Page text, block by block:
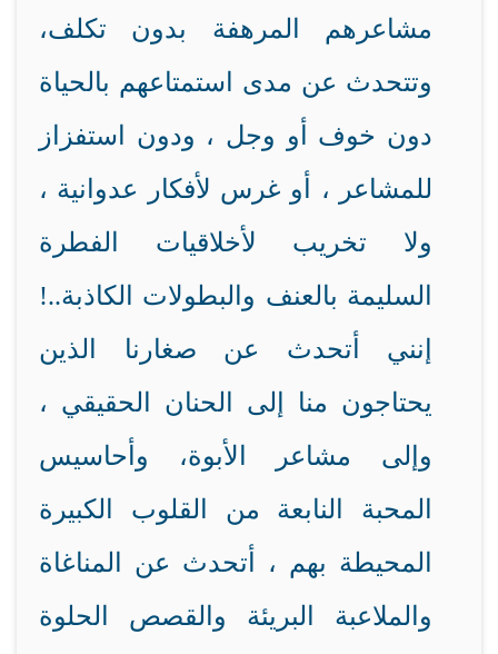
مشاعرهم المرهفة بدون تكلف،
وتتحدث عن مدى استمتاعهم بالحياة
دون خوف أو وجل ، ودون استفزاز
للمشاعر ، أو غرس لأفكار عدوانية ،
ولا تخريب لأخلاقيات الفطرة
السليمة بالعنف والبطولات الكاذبة..!
إنني أتحدث عن صغارنا الذين
يحتاجون منا إلى الحنان الحقيقي ،
وإلى مشاعر الأبوة، وأحاسيس
المحبة النابعة من القلوب الكبيرة
المحيطة بهم ، أتحدث عن المناغاة
والملاعبة البريئة والقصص الحلوة